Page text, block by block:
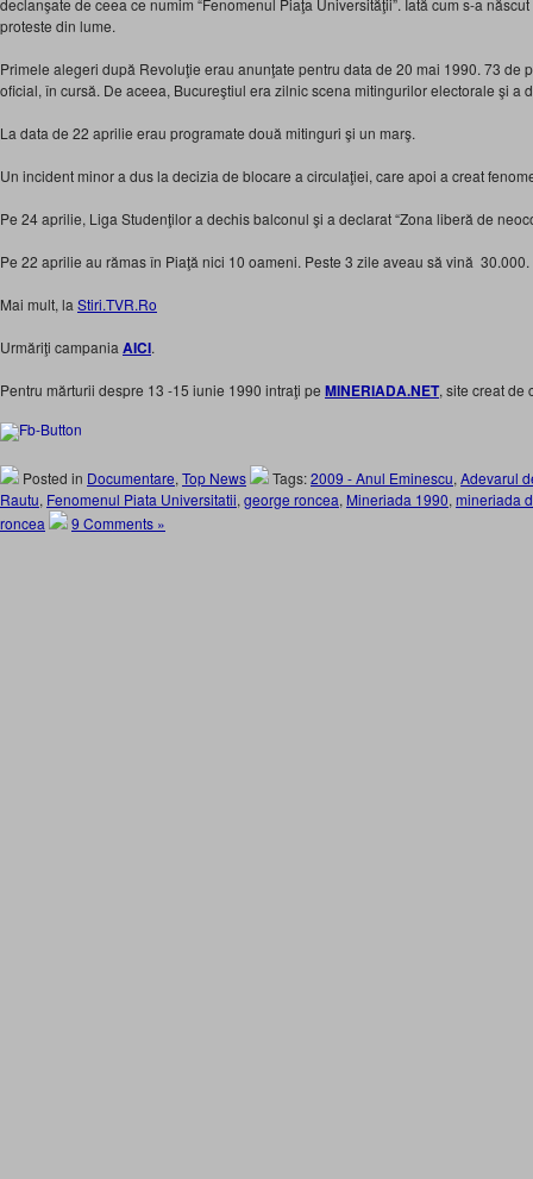
declanşate de ceea ce numim “Fenomenul Piaţa Universităţii”. Iată cum s-a
proteste din lume.
Primele alegeri după Revoluţie erau anunţate pentru data de 20 mai 1990. 73 de
oficial, în cursă. De aceea, Bucureştiul era zilnic scena mitingurilor electorale şi a
La data de 22 aprilie erau programate două mitinguri şi un marş.
Un incident minor a dus la decizia de blocare a circulaţiei, care apoi a creat
Pe 24 aprilie, Liga Studenţilor a dechis balconul şi a declarat “Zona liberă de
Pe 22 aprilie au rămas în Piaţă nici 10 oameni. Peste 3 zile aveau să vină 30.000.
Mai mult, la Stiri.TVR.Ro
Urmăriţi campania AICI.
Pentru mărturii despre 13 -15 iunie 1990 intraţi pe MINERIADA.NET, site creat de
Posted in Documentare, Top News Tags:2009 - Anul Eminescu, Adevarul
Rautu, Fenomenul Piata Universitatii, george roncea, Mineriada 1990, mineriada
roncea
9 Comments »